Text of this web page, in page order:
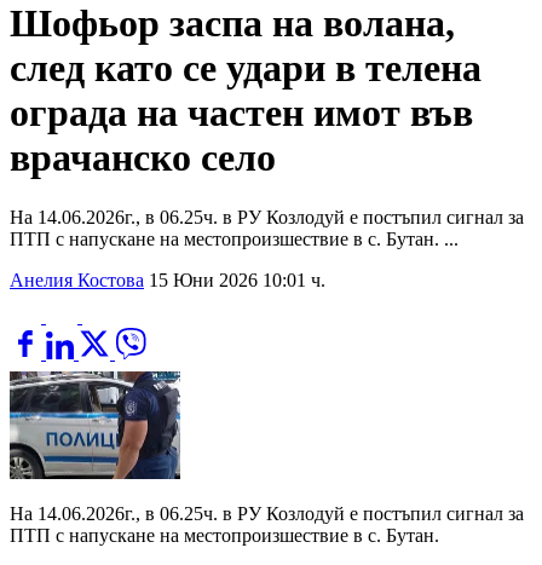
Шофьор заспа на волана,
след като се удари в телена
ограда на частен имот във
врачанско село
На 14.06.2026г., в 06.25ч. в РУ Козлодуй е постъпил сигнал за
ПТП с напускане на местопроизшествие в с. Бутан. ...
Анелия Костова 15 Юни 2026 10:01 ч.
На 14.06.2026г., в 06.25ч. в РУ Козлодуй е постъпил сигнал за
ПТП с напускане на местопроизшествие в с. Бутан.